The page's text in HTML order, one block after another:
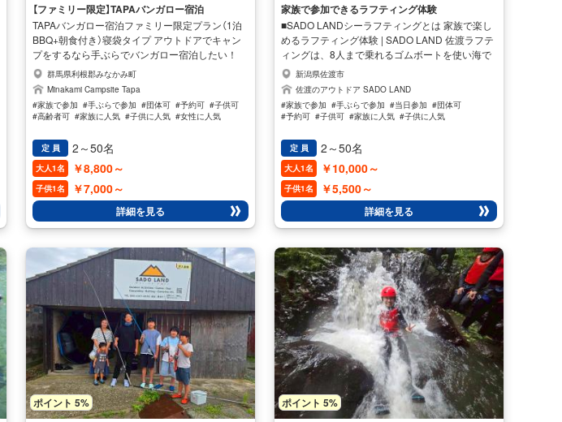
【ファミリー限定】TAPAバンガロー宿泊
TAPAバンガロー宿泊ファミリー限定プラン（1泊
BBQ+朝食付き）寝袋タイプ アウトドアでキャン
プをするなら手ぶらでバンガロー宿泊したい！
そして大自然の山々に囲まれて雰囲気もイイ感じ
って無いのかなぁ・・・ そう考えてた方におス
スメです！！ Tapaの夜は星空・虫の音色・澄ん
だ空気につつまれ、大自然を満喫しましょう♪ ま
えます！ Tapaの夜は星空・虫の音色・澄んだ空
気につつまれ、大自然を満喫できますよ♪ バンガ
ローの寝具はは寝袋がご用意してあります。 ※当
日予約ですとBBQの食材が準備できない場合があ
りますので、最低でも2日前前日の場合はご連絡
をお願い致します。 開催期間 4月～11月末
群馬県利根郡みなかみ町
Minakami Campsite Tapa
#家族で参加 #手ぶらで参加 #団体可 #予約可 #子供可
#高齢者可 #家族に人気 #子供に人気 #女性に人気
定 員
2～50名
大人1名 ￥8,800～
子供1名 ￥7,000～
詳細を見る
家族で参加できるラフティング体験
■SADO LANDシーラフティングとは 家族で楽し
めるラフティング体験 | SADO LAND 佐渡ラフテ
ィングは、8人まで乗れるゴムボートを使い海で
遊ぶウォータースポーツです。 海のシーラフテ
ィングは新しいNEWスポーツなんです。海の波
で遊んだり、ツアー中にシュノーケリングが出来
たりと遊びながらのツアーは女性や家族に人気で
ガイドが1名同乗するので安心です。 スタート前
には乗り方・漕ぎ方など説明いたしますので初心
者でも安心してご参加いただけます。または泳げ
ない方でもヘルメット・ライフジャケット・ウエ
ットスーツなどを着用しますので安心してご参加
いただき、お楽しみ頂けます♪
新潟県佐渡市
佐渡のアウトドア SADO LAND
#家族で参加 #手ぶらで参加 #当日参加 #団体可
#予約可 #子供可 #家族に人気 #子供に人気
定 員
2～50名
大人1名 ￥10,000～
子供1名 ￥5,500～
詳細を見る
ポイント 5% ポイント 5%